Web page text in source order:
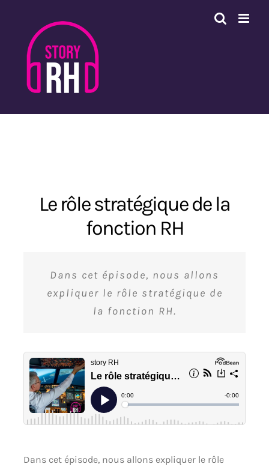
contenu
Le rôle stratégique de la
fonction RH
Dans cet épisode, nous allons
expliquer le rôle stratégique de
la fonction RH.
Dans cet épisode, nous allons expliquer le rôle